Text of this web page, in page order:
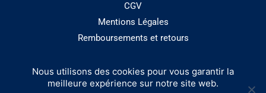
CGV
Mentions Légales
Remboursements et retours
Copyright 2025 - GUINEMENT
Nous utilisons des cookies pour vous garantir la
meilleure expérience sur notre site web.